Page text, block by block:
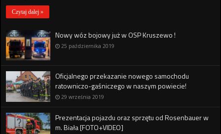
Czytaj dalej »
Nowy wóz bojowy już w OSP Kruszewo !
25 października 2019
Oficjalnego przekazanie nowego samochodu
ratowniczo-gaśniczego w naszym powiecie!
29 września 2019
Prezentacja pojazdu oraz sprzętu od Rosenbauer w
m. Biała [FOTO+VIDEO]